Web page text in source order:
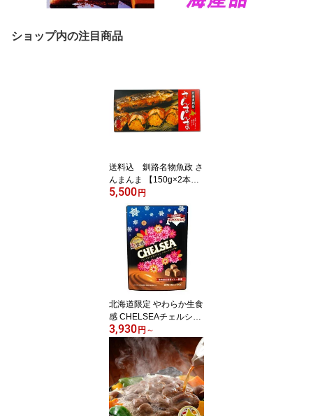
ショップ内の注目商品
送料込 釧路名物魚政 さ
んまんま 【150g×2本
入】×2箱 お土産 サン
マ 特性の醤油ダレに漬け
込んだ脂ののった秋刀魚
と大葉で包んだもっちり
としたご飯をサンド!さら
にもう一度焼いて香ばし
さをだしています
5,500 円
北海道限定 やわらか生食
感 CHELSEAチェルシー
90g×（3袋・6袋・15
袋） 送料込 生キャラ
メルガナッシュ バタース
カッチ味 まとめ買い don
an 道南食品は明治のグ
ループ会社です 北海道お
土産
3,930 円 ～